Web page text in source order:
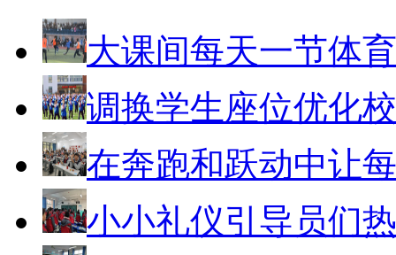
大课间每天一节体
调换学生座位优化
在奔跑和跃动中让
小小礼仪引导员们